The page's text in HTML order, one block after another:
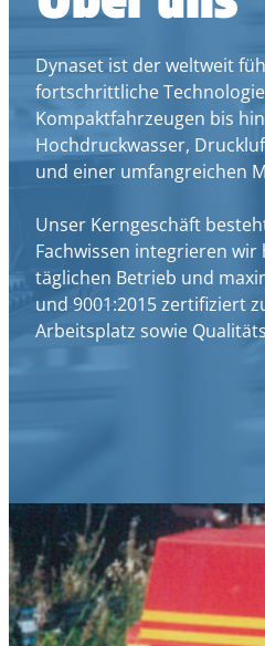
Dynaset ist der weltweit
fortschrittliche
Kompaktfahrzeugen bis
Hochdruckwasser,
und einer umfangreichen
Unser Kerngeschäft
Fachwissen integrieren
täglichen Betrieb und
und 9001:2015 zertifiziert
Arbeitsplatz sowie